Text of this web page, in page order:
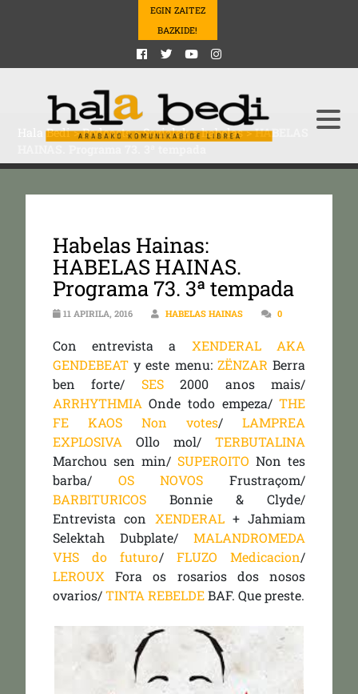
EGIN ZAITEZ
BAZKIDE!
Hala Bedi>Podcasts>Sozialak>habelas>HABELAS
Habelas Hainas:
HABELAS HAINAS.
Programa 73. 3ª tempada
11 APIRILA, 2016 HABELAS HAINAS 0
Con entrevista a XENDERAL AKA
GENDEBEATy este menu:ZËNZAR Berra
ben forte/ SES2000 anos mais/
ARRHYTHMIA Onde todo empeza/THE
FE KAOS
Non votes/LAMPREA
EXPLOSIVA Ollo mol/TERBUTALINA
Marchou sen min/SUPEROITO Non tes
barba/ OS NOVOS Frustraçom/
BARBITURICOSBonnie & Clyde/
Entrevista con XENDERAL+ Jahmiam
Selektah Dubplate/MALANDROMEDA
VHS do futuro/ FLUZO Medicacion/
LEROUX Fora os rosarios dos nosos
ovarios/TINTA REBELDEBAF. Que preste.